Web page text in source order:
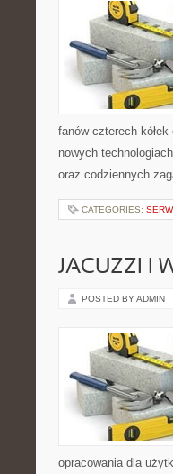
fanów czterech
nowych
oraz codziennych
CATEGORIES:
JACUZZI I
POSTED BY ADMIN
opracowania dla